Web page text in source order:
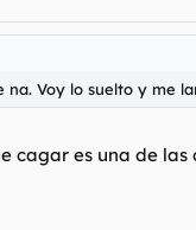
Voy lo suelto y me
cagar es una de las